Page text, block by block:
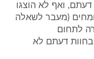
ואף לא הוצגו
(מעבר לשאלה
לתחום
בחוות דעתם לא